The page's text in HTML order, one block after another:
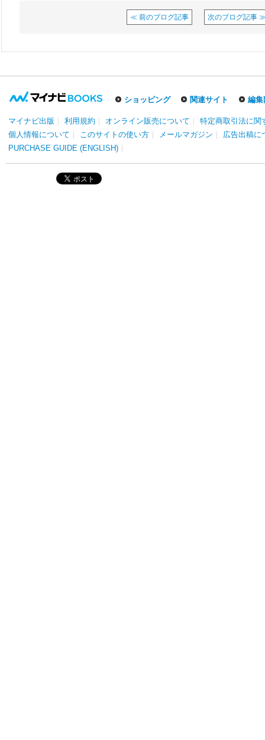
≪ 前のブログ記事 次のブログ記事
ショッピング 関連サイト 編集
マイナビ出版 利用規約 オンライン販売について
特定商取引法に関
個人情報について
このサイトの使い方 メールマガジン
広告出稿に
PURCHASE GUIDE (ENGLISH)